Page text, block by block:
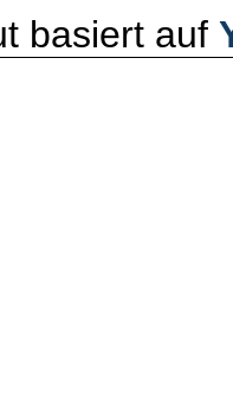
basiert auf